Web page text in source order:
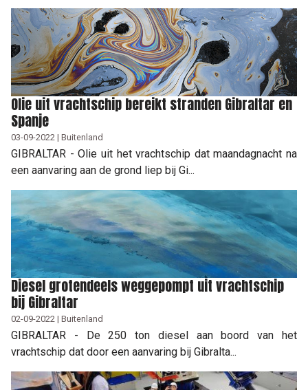
Olie uit vrachtschip bereikt stranden Gibraltar en
Spanje
03-09-2022 | Buitenland
GIBRALTAR - Olie uit het vrachtschip dat maandagnacht na
een aanvaring aan de grond liep bij Gi...
Diesel grotendeels weggepompt uit vrachtschip
bij Gibraltar
02-09-2022 | Buitenland
GIBRALTAR - De 250 ton diesel aan boord van het
vrachtschip dat door een aanvaring bij Gibralta...